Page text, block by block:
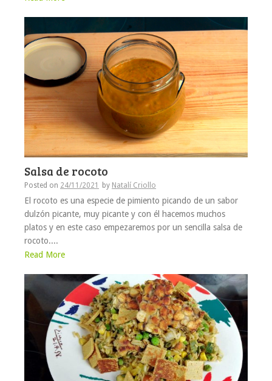
Salsa de rocoto
Posted on 24/11/2021 by Natalí Criollo
El rocoto es una especie de pimiento picando de un sabor
dulzón picante, muy picante y con él hacemos muchos
platos y en este caso empezaremos por un sencilla salsa de
rocoto....
Read More